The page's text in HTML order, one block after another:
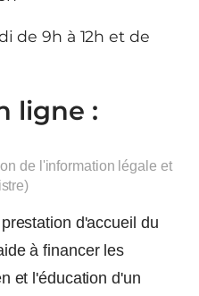
de 9h à 12h et de
ligne :
de l'information légale et
d'accueil du
à financer les
et l'éducation d'un